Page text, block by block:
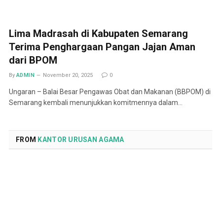
Lima Madrasah di Kabupaten Semarang
Terima Penghargaan Pangan Jajan Aman
dari BPOM
By ADMIN November 20, 2025 0
Ungaran – Balai Besar Pengawas Obat dan Makanan (BBPOM) di
Semarang kembali menunjukkan komitmennya dalam…
FROM KANTOR URUSAN AGAMA